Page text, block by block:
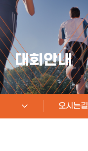
대회안내
오시는길